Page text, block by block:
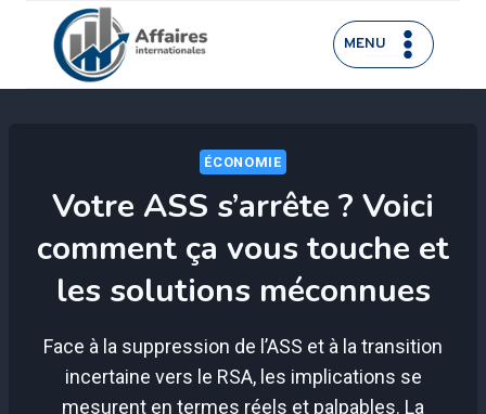
contenu
MENU
ÉCONOMIE
Votre ASS s’arrête ? Voici
comment ça vous touche et
les solutions méconnues
Face à la suppression de l’ASS et à la transition
incertaine vers le RSA, les implications se
mesurent en termes réels et palpables. La